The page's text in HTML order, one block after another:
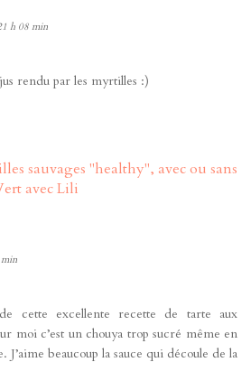
h 08 min
rendu par les myrtilles :)
sauvages "healthy", avec ou sans
avec Lili
cette excellente recette de tarte aux
moi c’est un chouya trop sucré même en
J’aime beaucoup la sauce qui découle de la